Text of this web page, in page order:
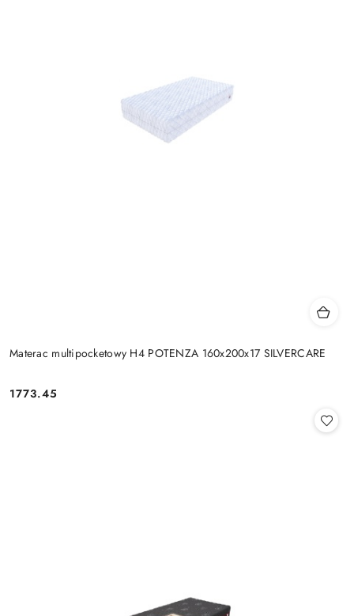
Materac multipocketowy H4 POTENZA 160x200x17 SILVERCARE
Cena:
1773.45